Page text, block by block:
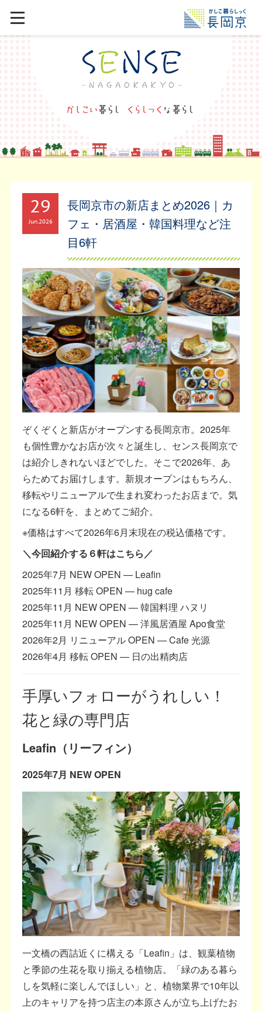
29
Jun2026
長岡京市の新店まとめ2026｜カ
フェ・居酒屋・韓国料理など注
目6軒
ぞくぞくと新店がオープンする長岡京市。2025年
も個性豊かなお店が次々と誕生し、センス長岡京で
は紹介しきれないほどでした。そこで2026年、あ
らためてお届けします。新規オープンはもちろん、
移転やリニューアルで生まれ変わったお店まで。気
になる6軒を、まとめてご紹介。
※価格はすべて2026年6月末現在の税込価格です。
＼今回紹介する６軒はこちら／
2025年7月 NEW OPEN — Leafin
2025年11月 移転 OPEN — hug cafe
2025年11月 NEW OPEN — 韓国料理 ハヌリ
2025年11月 NEW OPEN — 洋風居酒屋 Apo食堂
2026年2月 リニューアル OPEN — Cafe 光源
2026年4月 移転 OPEN — 日の出精肉店
手厚いフォローがうれしい！
花と緑の専門店
Leafin（リーフィン）
2025年7月 NEW OPEN
一文橋の西詰近くに構える「Leafin」は、観葉植物
と季節の生花を取り揃える植物店。「緑のある暮ら
しを気軽に楽しんでほしい」と、植物業界で10年以
上のキャリアを持つ店主の本原さんが立ち上げたお